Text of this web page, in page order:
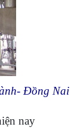
Đồng Nai
nay